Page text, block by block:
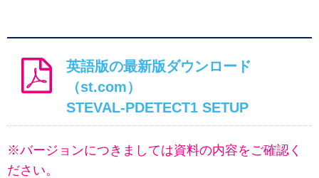
英語版の最新版ダウンロード
（st.com）
STEVAL-PDETECT1 SETUP
※バージョンにつきましては資料の内容をご確認く
ださい。